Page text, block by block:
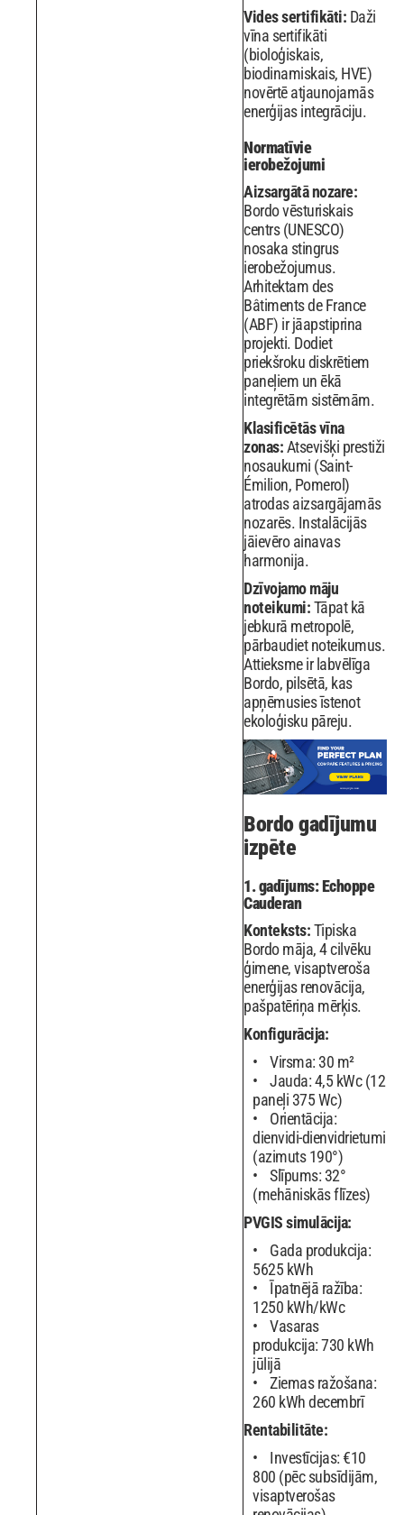
Vides sertifikāti: Daži
vīna sertifikāti
(bioloģiskais,
biodinamiskais, HVE)
novērtē atjaunojamās
enerģijas integrāciju.
Normatīvie
ierobežojumi
Aizsargātā nozare:
Bordo vēsturiskais
centrs (UNESCO)
nosaka stingrus
ierobežojumus.
Arhitektam des
Bâtiments de France
(ABF) ir jāapstiprina
projekti. Dodiet
priekšroku diskrētiem
paneļiem un ēkā
integrētām sistēmām.
Klasificētās vīna
zonas:Atsevišķi prestiži
nosaukumi (Saint-
Émilion, Pomerol)
atrodas aizsargājamās
nozarēs. Instalācijās
jāievēro ainavas
harmonija.
Dzīvojamo māju
noteikumi:Tāpat kā
jebkurā metropolē,
pārbaudiet noteikumus.
Attieksme ir labvēlīga
Bordo, pilsētā, kas
apņēmusies īstenot
ekoloģisku pāreju.
Bordo gadījumu
izpēte
1. gadījums: Echoppe
Cauderan
Konteksts:Tipiska
Bordo māja, 4 cilvēku
ģimene, visaptveroša
enerģijas renovācija,
pašpatēriņa mērķis.
Konfigurācija:
Virsma: 30 m²
Jauda: 4,5 kWc (12
paneļi 375 Wc)
Orientācija:
dienvidi-dienvidrietumi
(azimuts 190°)
Slīpums: 32°
(mehāniskās flīzes)
PVGIS simulācija:
Gada produkcija:
5625 kWh
Īpatnējā ražība:
1250 kWh/kWc
Vasaras
produkcija: 730 kWh
jūlijā
Ziemas ražošana:
260 kWh decembrī
Rentabilitāte:
Investīcijas: €10
800 (pēc subsīdijām,
visaptverošas